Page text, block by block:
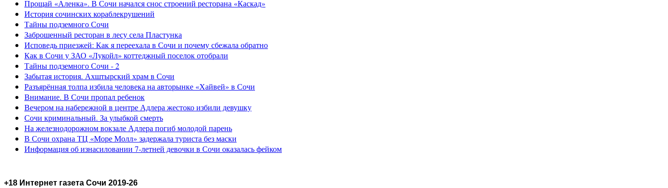
Прощай «Аленка». В Сочи начался снос строений ресторана «Каскад»
История сочинских кораблекрушений
Тайны подземного Сочи
Заброшенный ресторан в лесу села Пластунка
Исповедь приезжей: Как я переехала в Сочи и почему сбежала обратно
Как в Сочи у ЗАО «Лукойл» коттеджный поселок отобрали
Тайны подземного Сочи - 2
Забытая история. Ахштырский храм в Сочи
Разъярённая толпа избила человека на авторынке «Хайвей» в Сочи
Внимание. В Сочи пропал ребенок
Вечером на набережной в центре Адлера жестоко избили девушку
Сочи криминальный. За улыбкой смерть
На железнодорожном вокзале Адлера погиб молодой парень
В Сочи охрана ТЦ «Море Молл» задержала туриста без маски
Информация об изнасиловании 7-летней девочки в Сочи оказалась фейком
+18 Интернет газета Сочи 2019-26